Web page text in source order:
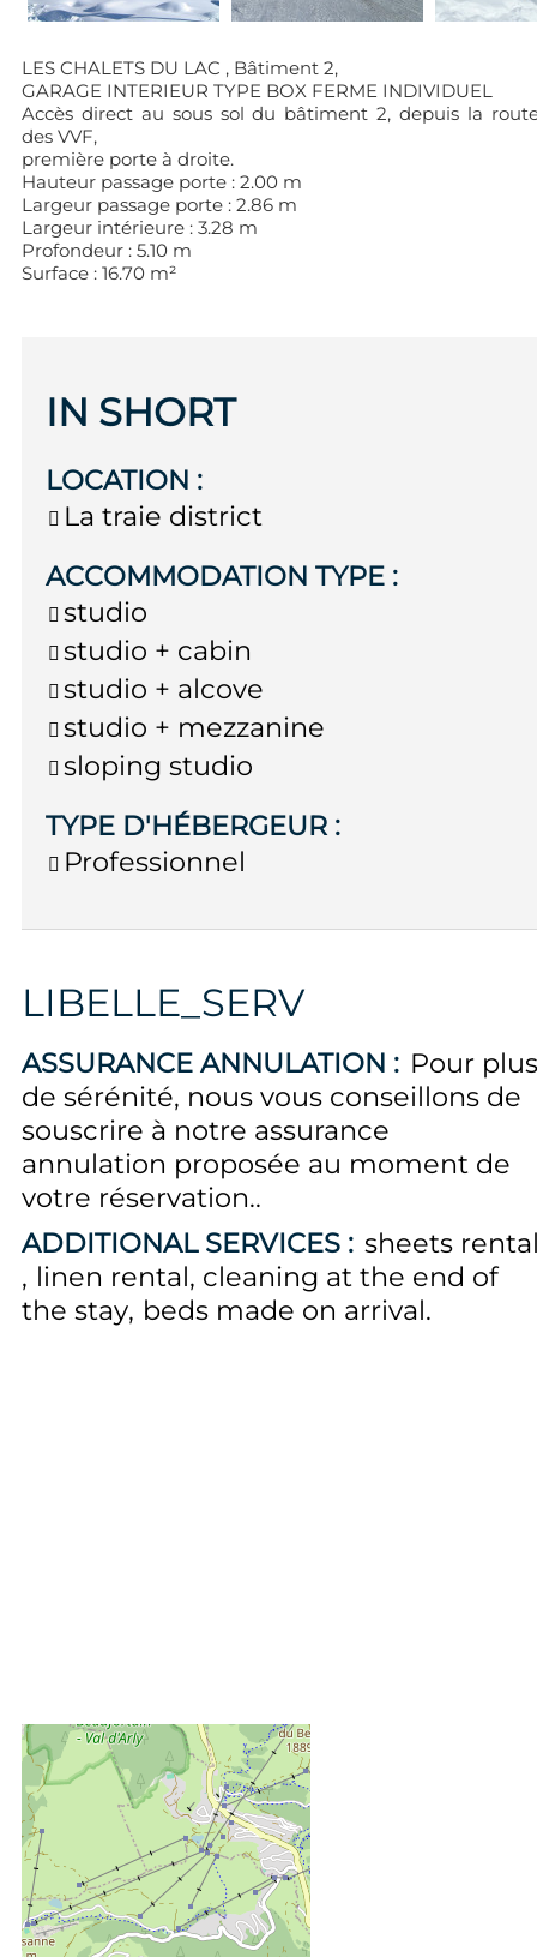
LES CHALETS DU LAC , Bâtiment 2,
GARAGE INTERIEUR TYPE BOX FERME INDIVIDUEL
Accès direct au sous sol du bâtiment 2, depuis la
des VVF,
première porte à droite.
Hauteur passage porte : 2.00 m
Largeur passage porte : 2.86 m
Largeur intérieure : 3.28 m
Profondeur : 5.10 m
Surface : 16.70 m²
IN SHORT
LOCATION :
La traie district
ACCOMMODATION TYPE :
studio
studio + cabin
studio + alcove
studio + mezzanine
sloping studio
TYPE D'HÉBERGEUR :
Professionnel
LIBELLE_SERV
ASSURANCE ANNULATION : Pour plus
de sérénité, nous vous conseillons de
souscrire à notre assurance
annulation proposée au moment de
votre réservation.
ADDITIONAL SERVICES : sheets
linen rental cleaning at the end of
the stay beds made on arrival